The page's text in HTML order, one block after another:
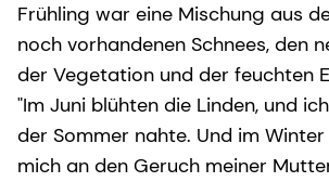
Frühling war eine Mischung aus
noch vorhandenen Schnees, den
der Vegetation und der feuchten
"Im Juni blühten die Linden, und
der Sommer nahte. Und im
mich an den Geruch meiner